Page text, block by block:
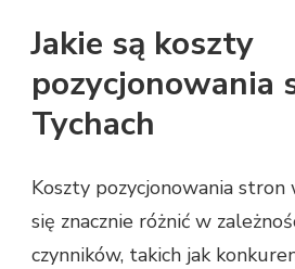
Jakie są koszty
pozycjonowania
Tychach
Koszty pozycjonowania stron
się znacznie różnić w
czynników, takich jak